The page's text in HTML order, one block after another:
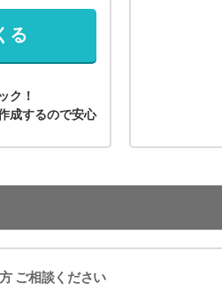
る
ク！
成するので安心
ご相談ください